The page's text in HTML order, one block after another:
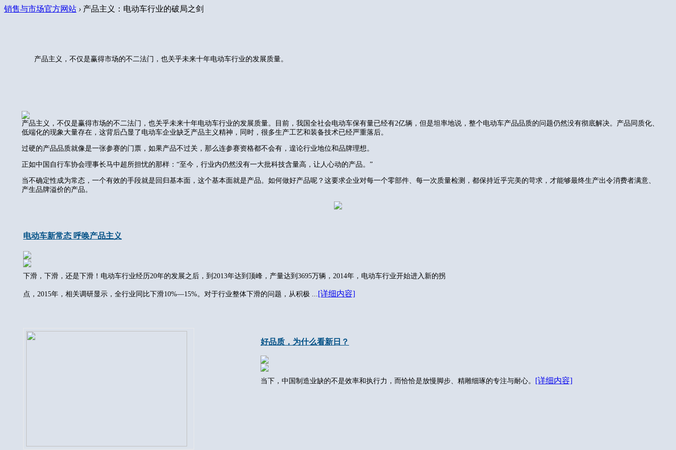
销售与市场官方网站 › 产品主义：电动车行业的破局之剑
产品主义，不仅是赢得市场的不二法门，也关乎未来十年电动车行业的发展质量。
产品主义，不仅是赢得市场的不二法门，也关乎未来十年电动车行业的发展质量。目前，我国全社会电动车保有量已经有2亿辆，但是坦率地说，整个电动车产品品质的问题仍然没有彻底解决。产品同质化、
低端化的现象大量存在，这背后凸显了电动车企业缺乏产品主义精神，同时，很多生产工艺和装备技术已经严重落后。
过硬的产品品质就像是一张参赛的门票，如果产品不过关，那么连参赛资格都不会有，遑论行业地位和品牌理想。
正如中国自行车协会理事长马中超所担忧的那样：“至今，行业内仍然没有一大批科技含量高，让人心动的产品。”
当不确定性成为常态，一个有效的手段就是回归基本面，这个基本面就是产品。如何做好产品呢？这要求企业对每一个零部件、每一次质量检测，都保持近乎完美的苛求，才能够最终生产出令消费者满意、
产生品牌溢价的产品。
电动车新常态 呼唤产品主义
下滑，下滑，还是下滑！电动车行业经历20年的发展之后，到2013年达到顶峰，产量达到3695万辆，2014年，电动车行业开始进入新的拐
点，2015年，相关调研显示，全行业同比下滑10%—15%。对于行业整体下滑的问题，从积极 ...[详细内容]
好品质，为什么看新日？
当下，中国制造业缺的不是效率和执行力，而恰恰是放慢脚步、精雕细琢的专注与耐心。 [详细内容]